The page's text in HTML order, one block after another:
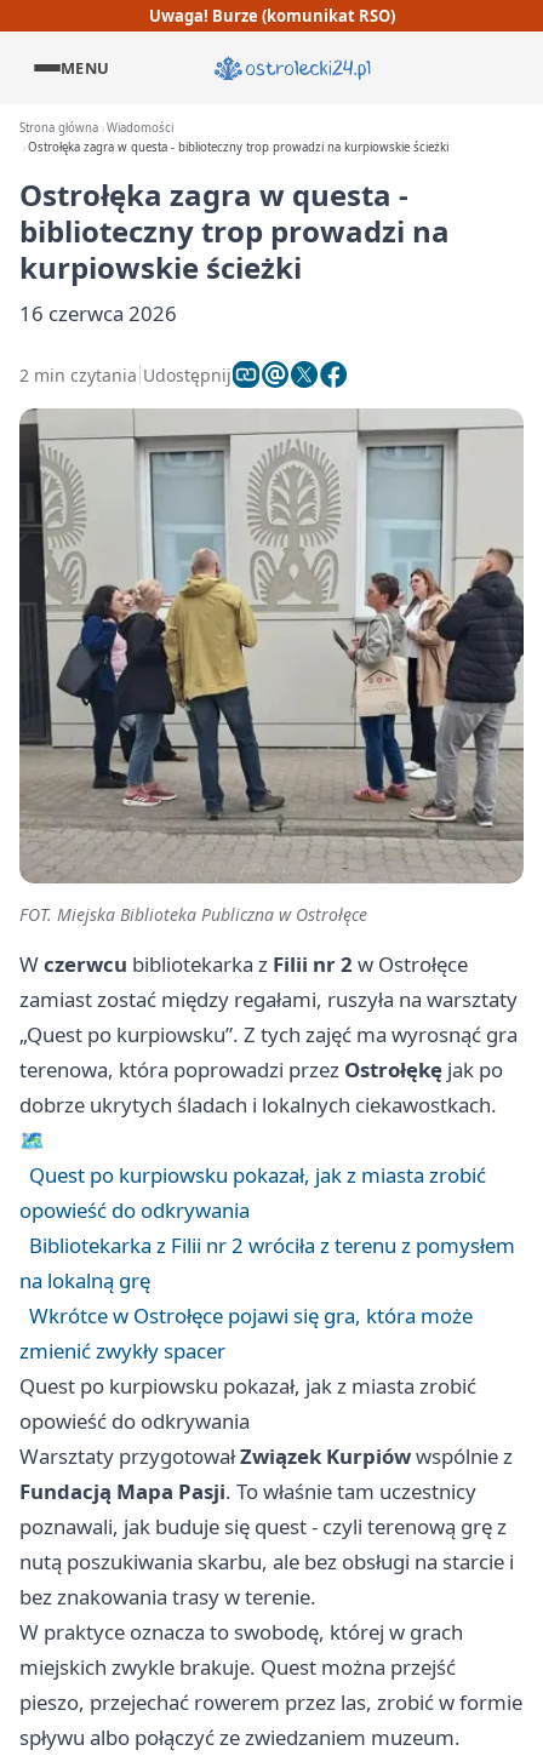
Uwaga! Burze (komunikat RSO)
MENU
Strona główna Wiadomości
Ostrołęka zagra w questa - biblioteczny trop prowadzi na kurpiowskie ścieżki
Ostrołęka zagra w questa -
biblioteczny trop prowadzi na
kurpiowskie ścieżki
16 czerwca 2026
2 min czytania Udostępnij
FOT. Miejska Biblioteka Publiczna w Ostrołęce
Wczerwcu bibliotekarka z Filii nr 2 w Ostrołęce
zamiast zostać między regałami, ruszyła na warsztaty
„Quest po kurpiowsku”. Z tych zajęć ma wyrosnąć gra
terenowa, która poprowadzi przez Ostrołękę jak po
dobrze ukrytych śladach i lokalnych ciekawostkach.
🗺️
Quest po kurpiowsku pokazał, jak z miasta zrobić
opowieść do odkrywania
Bibliotekarka z Filii nr 2 wróciła z terenu z pomysłem
na lokalną grę
Wkrótce w Ostrołęce pojawi się gra, która może
zmienić zwykły spacer
Quest po kurpiowsku pokazał, jak z miasta zrobić
opowieść do odkrywania
Warsztaty przygotowałZwiązek Kurpiówwspólnie z
Fundacją Mapa Pasji. To właśnie tam uczestnicy
poznawali, jak buduje się quest - czyli terenową grę z
nutą poszukiwania skarbu, ale bez obsługi na starcie i
bez znakowania trasy w terenie.
W praktyce oznacza to swobodę, której w grach
miejskich zwykle brakuje. Quest można przejść
pieszo, przejechać rowerem przez las, zrobić w formie
spływu albo połączyć ze zwiedzaniem muzeum.